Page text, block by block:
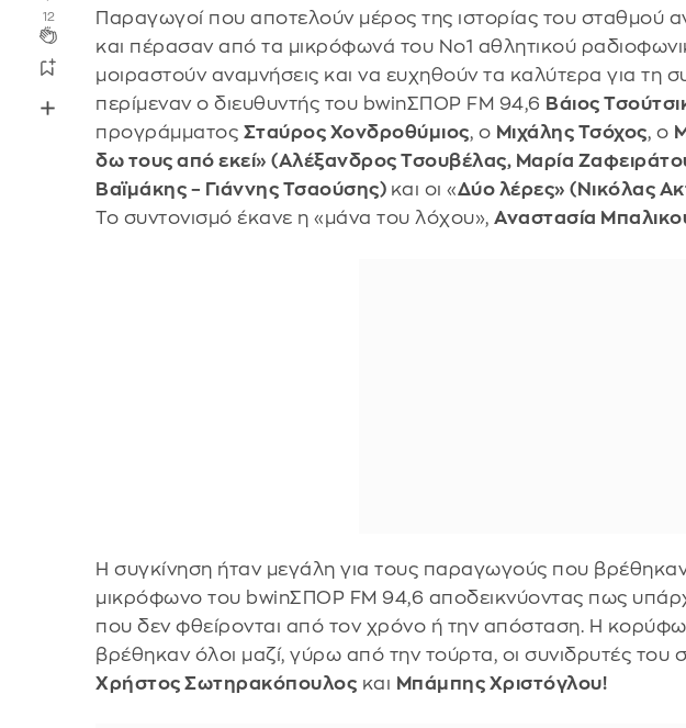
12
Παραγωγοί που αποτελούν μέρος της ιστορίας του σταθμού
και πέρασαν από τα μικρόφωνά του Νο1 αθλητικού
μοιραστούν αναμνήσεις και να ευχηθούν τα καλύτερα για τη
περίμεναν ο διευθυντής του bwinΣΠΟΡ FM 94,6 Βάιος
προγράμματος Σταύρος Χονδροθύμιος, ο Μιχάλης Τσόχος, ο
δω τους από εκεί» (Αλέξανδρος Τσουβέλας, Μαρία
Βαϊμάκης – Γιάννης Τσαούσης) και οι «Δύο λέρες» (Νικόλας
Το συντονισμό έκανε η «μάνα του λόχου»,Αναστασία
Η συγκίνηση ήταν μεγάλη για τους παραγωγούς που
μικρόφωνο του bwinΣΠΟΡ FM 94,6 αποδεικνύοντας πως
που δεν φθείρονται από τον χρόνο ή την απόσταση. Η
βρέθηκαν όλοι μαζί, γύρω από την τούρτα, οι συνιδρυτές του
Χρήστος Σωτηρακόπουλος και Μπάμπης Χριστόγλου!